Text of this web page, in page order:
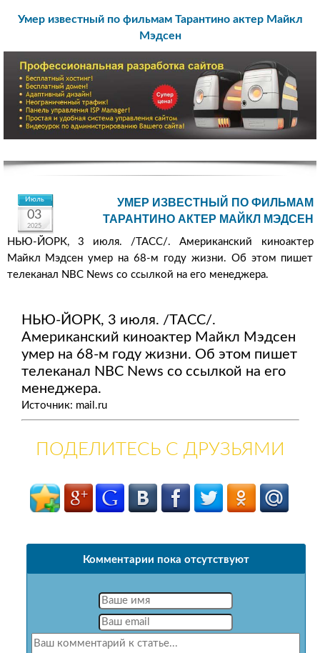
Умер известный по фильмам Тарантино актер Майкл
Мэдсен
Июль
03
2025
УМЕР ИЗВЕСТНЫЙ ПО ФИЛЬМАМ
ТАРАНТИНО АКТЕР МАЙКЛ МЭДСЕН
НЬЮ-ЙОРК, 3 июля. /ТАСС/. Американский киноактер
Майкл Мэдсен умер на 68-м году жизни. Об этом пишет
телеканал NBC News со ссылкой на его менеджера.
НЬЮ-ЙОРК, 3 июля. /ТАСС/.
Американский киноактер Майкл Мэдсен
умер на 68-м году жизни. Об этом пишет
телеканал NBC News со ссылкой на его
менеджера.
Источник: mail.ru
ПОДЕЛИТЕСЬ С ДРУЗЬЯМИ
Комментарии пока отсутствуют